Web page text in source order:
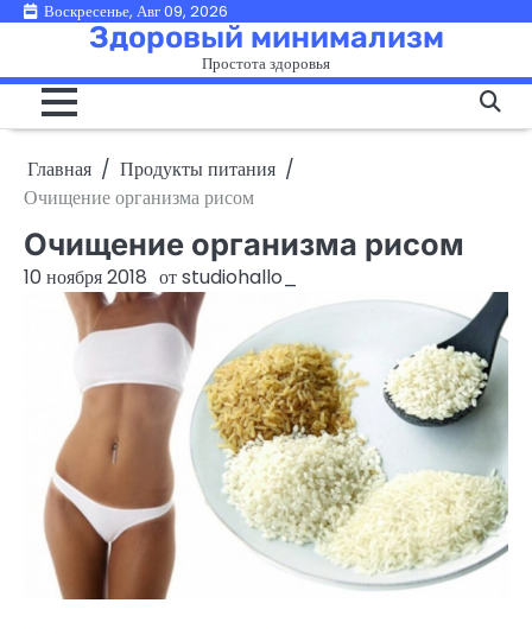
ПерейтиВоскресенье, Авг 09, 2026
Здоровый минимализм
Простота здоровья
Главная
Продукты питания
Очищение организма рисом
Очищение организма рисом
10 ноября 2018 отstudiohallo_